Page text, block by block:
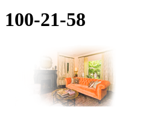
100-21-58